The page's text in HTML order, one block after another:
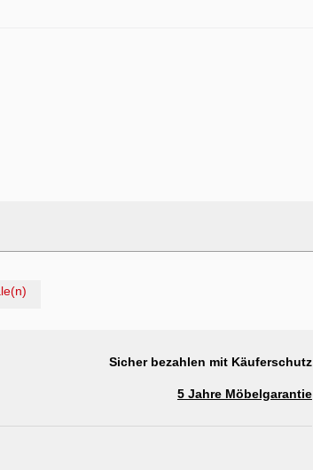
Sicher bezahlen mit Käuferschutz
5 Jahre Möbelgarantie